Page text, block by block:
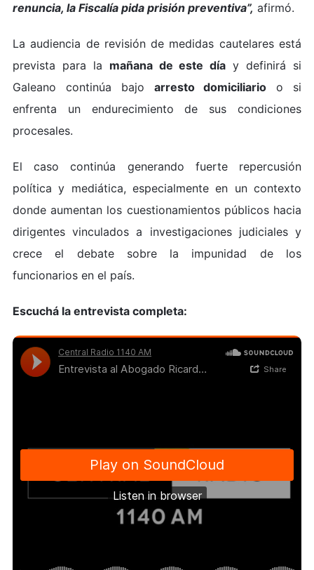
renuncia, la Fiscalía pida prisión preventiva”, afirmó.
La audiencia de revisión de medidas cautelares está
prevista para la mañana de este día y definirá si
Galeano continúa bajo arresto domiciliario o si
enfrenta un endurecimiento de sus condiciones
procesales.
El caso continúa generando fuerte repercusión
política y mediática, especialmente en un contexto
donde aumentan los cuestionamientos públicos hacia
dirigentes vinculados a investigaciones judiciales y
crece el debate sobre la impunidad de los
funcionarios en el país.
Escuchá la entrevista completa: